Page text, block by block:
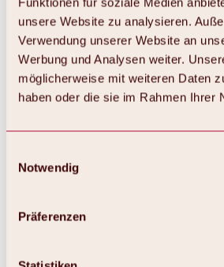
unsere Website zu analysieren.
Verwendung unserer Website an
Werbung und Analysen weiter.
möglicherweise mit weiteren Daten
haben oder die sie im Rahmen Ihrer
Notwendig
Präferenzen